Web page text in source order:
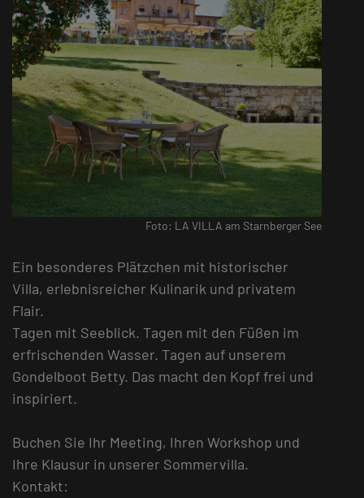
Foto: LA VILLA am Starnberger See
Ein besonderes Plätzchen mit historischer
Villa, erlebnisreicher Kulinarik und privatem
Flair.
Tagen mit Seeblick. Tagen mit den Füßen im
erfrischenden Wasser. Tagen auf unserem
Gondelboot Betty. Das macht den Kopf frei und
inspiriert.
Buchen Sie Ihr Meeting, Ihren Workshop und
Ihre Klausur in unserer Sommervilla.
Kontakt: